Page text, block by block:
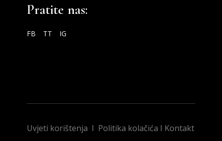
Pratite nas:
FB TT IG
Uvjeti korištenja I Politika kolačića I Kontakt